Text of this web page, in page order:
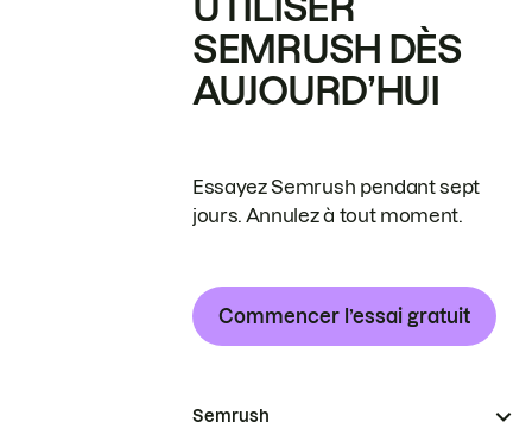
SEMRUSH DÈS
AUJOURD’HUI
Essayez Semrush pendant sept
jours. Annulez à tout moment.
Commencer l’essai gratuit
Semrush